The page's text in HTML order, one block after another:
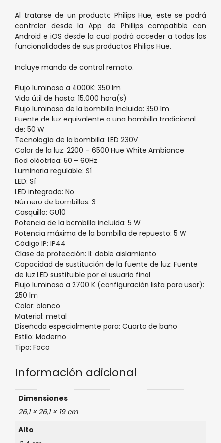
Al tratarse de un producto Philips Hue, este se podrá
controlar desde la App de Phillips compatible con
Android e iOS desde la cual podrá acceder a todas las
funcionalidades de sus productos Philips Hue.
Incluye mando de control remoto.
Flujo luminoso a 4000K: 350 lm
Vida útil de hasta: 15.000 hora(s)
Flujo luminoso de la bombilla incluida: 350 lm
Fuente de luz equivalente a una bombilla tradicional
de: 50 W
Tecnología de la bombilla: LED 230V
Color de la luz: 2200 – 6500 Hue White Ambiance
Red eléctrica: 50 – 60Hz
Luminaria regulable: Sí
LED: Sí
LED integrado: No
Número de bombillas: 3
Casquillo: GU10
Potencia de la bombilla incluida: 5 W
Potencia máxima de la bombilla de repuesto: 5 W
Código IP: IP44
Clase de protección: II: doble aislamiento
Capacidad de sustitución de la fuente de luz: Fuente
de luz LED sustituible por el usuario final
Flujo luminoso a 2700 K (configuración lista para usar):
250 lm
Color: blanco
Material: metal
Diseñada especialmente para: Cuarto de baño
Estilo: Moderno
Tipo: Foco
Información adicional
Dimensiones
26,1 × 26,1 × 19 cm
Alto